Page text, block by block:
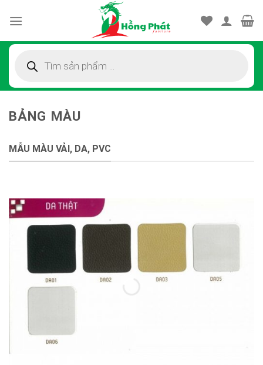
kiếm
BẢNG MÀU
MẪU MÀU VẢI, DA, PVC